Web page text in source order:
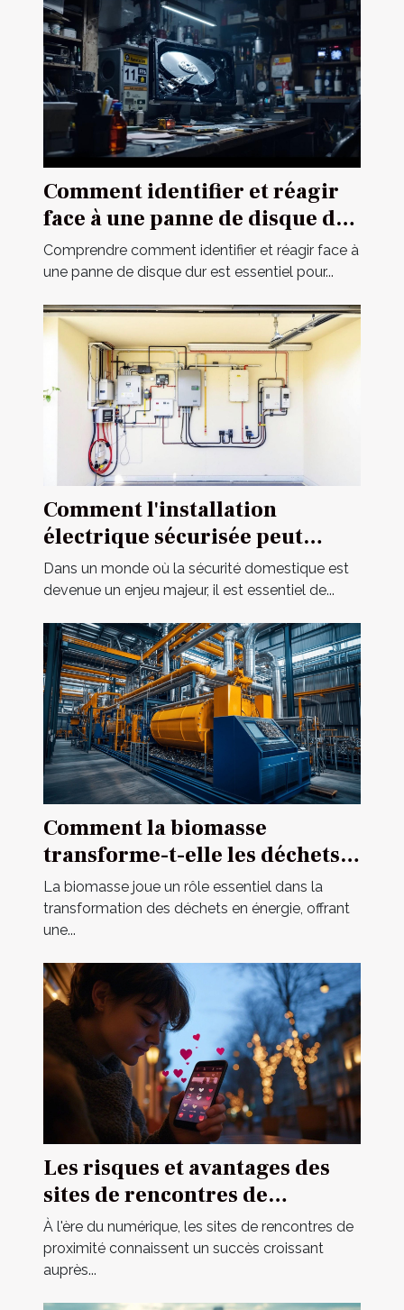
Comment identifier et réagir
face à une panne de disque dur
?
Comprendre comment identifier et réagir face à
une panne de disque dur est essentiel pour...
Comment l'installation
électrique sécurisée peut
améliorer votre habitat ?
Dans un monde où la sécurité domestique est
devenue un enjeu majeur, il est essentiel de...
Comment la biomasse
transforme-t-elle les déchets
en énergie ?
La biomasse joue un rôle essentiel dans la
transformation des déchets en énergie, offrant
une...
Les risques et avantages des
sites de rencontres de
proximité
À l'ère du numérique, les sites de rencontres de
proximité connaissent un succès croissant
auprès...